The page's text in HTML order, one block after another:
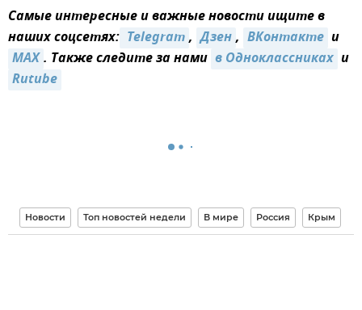
Самые интересные и важные новости ищите в
наших соцсетях: Telegram, Дзен, ВКонтакте и
MAX. Также следите за нами в Одноклассниках и
Rutube
Новости Топ новостей недели В мире Россия Крым